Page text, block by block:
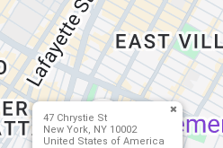
47 Chrystie St
New York, NY 10002
United States of America